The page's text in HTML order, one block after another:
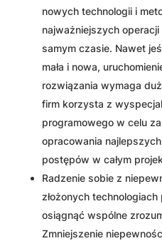
nowych technologii i
najważniejszych
samym czasie. Nawet
mała i nowa,
rozwiązania wymaga
firm korzysta z
programowego w celu
opracowania
postępów w całym
Radzenie sobie z
złożonych
osiągnąć wspólne
Zmniejszenie